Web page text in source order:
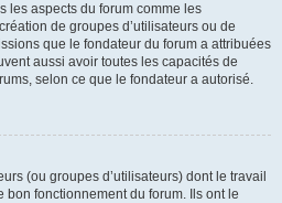
les aspects du forum comme les
de groupes d’utilisateurs ou de
que le fondateur du forum a attribuées
aussi avoir toutes les capacités de
selon ce que le fondateur a autorisé.
(ou groupes d’utilisateurs) dont le travail
fonctionnement du forum. Ils ont le